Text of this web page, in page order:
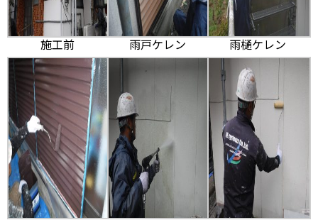
施工前 雨戸ケレン 雨樋ケレン